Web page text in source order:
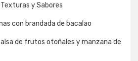
y Sabores
con brandada de bacalao
de frutos otoñales y manzana de